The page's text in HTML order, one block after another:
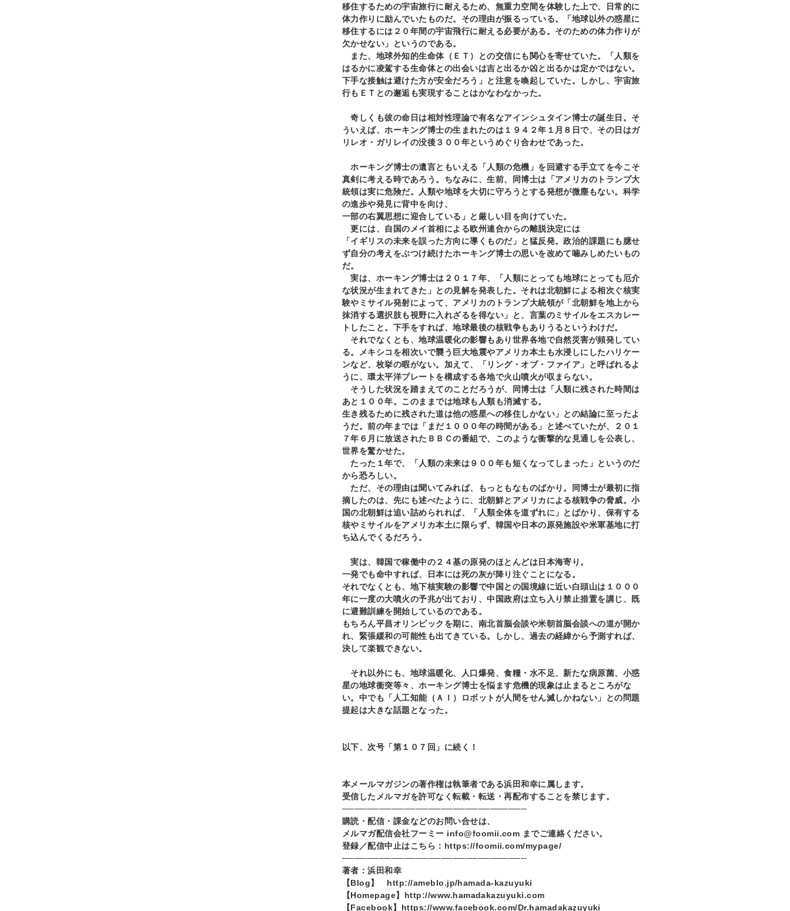
移住するための宇宙旅行に耐えるため、無重力空間を体験した上で、日常的に
体力作りに励んでいたものだ。その理由が振るっている。「地球以外の惑星に
移住するには２０年間の宇宙飛行に耐える必要がある。そのための体力作りが
欠かせない」というのである。
また、地球外知的生命体（ＥＴ）との交信にも関心を寄せていた。「人類を
はるかに凌駕する生命体との出会いは吉と出るか凶と出るかは定かではない。
下手な接触は避けた方が安全だろう」と注意を喚起していた。しかし、宇宙旅
行もＥＴとの邂逅も実現することはかなわなかった。
奇しくも彼の命日は相対性理論で有名なアインシュタイン博士の誕生日。そ
ういえば、ホーキング博士の生まれたのは１９４２年１月８日で、その日はガ
リレオ・ガリレイの没後３００年というめぐり合わせであった。
ホーキング博士の遺言ともいえる「人類の危機」を回避する手立てを今こそ
真剣に考える時であろう。ちなみに、生前、同博士は「アメリカのトランプ大
統領は実に危険だ。人類や地球を大切に守ろうとする発想が微塵もない。科学
の進歩や発見に背中を向け、
一部の右翼思想に迎合している」と厳しい目を向けていた。
更には、自国のメイ首相による欧州連合からの離脱決定には
「イギリスの未来を誤った方向に導くものだ」と猛反発。政治的課題にも臆せ
ず自分の考えをぶつけ続けたホーキング博士の思いを改めて噛みしめたいもの
だ。
実は、ホーキング博士は２０１７年、「人類にとっても地球にとっても厄介
な状況が生まれてきた」との見解を発表した。それは北朝鮮による相次ぐ核実
験やミサイル発射によって、アメリカのトランプ大統領が「北朝鮮を地上から
抹消する選択肢も視野に入れざるを得ない」と、言葉のミサイルをエスカレー
トしたこと。下手をすれば、地球最後の核戦争もありうるというわけだ。
それでなくとも、地球温暖化の影響もあり世界各地で自然災害が頻発してい
る。メキシコを相次いで襲う巨大地震やアメリカ本土も水浸しにしたハリケー
ンなど、枚挙の暇がない。加えて、「リング・オブ・ファイア」と呼ばれるよ
うに、環太平洋プレートを構成する各地で火山噴火が収まらない。
そうした状況を踏まえてのことだろうが、同博士は「人類に残された時間は
あと１００年。このままでは地球も人類も消滅する。
生き残るために残された道は他の惑星への移住しかない」との結論に至ったよ
うだ。前の年までは「まだ１０００年の時間がある」と述べていたが、２０１
７年６月に放送されたＢＢＣの番組で、このような衝撃的な見通しを公表し、
世界を驚かせた。
たった１年で、「人類の未来は９００年も短くなってしまった」というのだ
から恐ろしい。
ただ、その理由は聞いてみれば、もっともなものばかり。同博士が最初に指
摘したのは、先にも述べたように、北朝鮮とアメリカによる核戦争の脅威。小
国の北朝鮮は追い詰められれば、「人類全体を道ずれに」とばかり、保有する
核やミサイルをアメリカ本土に限らず、韓国や日本の原発施設や米軍基地に打
ち込んでくるだろう。
実は、韓国で稼働中の２４基の原発のほとんどは日本海寄り。
一発でも命中すれば、日本には死の灰が降り注ぐことになる。
それでなくとも、地下核実験の影響で中国との国境線に近い白頭山は１０００
年に一度の大噴火の予兆が出ており、中国政府は立ち入り禁止措置を講じ、既
に避難訓練を開始しているのである。
もちろん平昌オリンピックを期に、南北首脳会談や米朝首脳会談への道が開か
れ、緊張緩和の可能性も出てきている。しかし、過去の経緯から予測すれば、
決して楽観できない。
それ以外にも、地球温暖化、人口爆発、食糧・水不足、新たな病原菌、小惑
星の地球衝突等々、ホーキング博士を悩ます危機的現象は止まるところがな
い。中でも「人工知能（ＡＩ）ロボットが人間をせん滅しかねない」との問題
提起は大きな話題となった。
以下、次号「第１０７回」に続く！
本メールマガジンの著作権は執筆者である浜田和幸に属します。
受信したメルマガを許可なく転載・転送・再配布することを禁じます。
──────────────────────────────
購読・配信・課金などのお問い合せは、
メルマガ配信会社フーミー info@foomii.com までご連絡ください。
登録／配信中止はこちら：https://foomii.com/mypage/
──────────────────────────────
著者：浜田和幸
【Blog】 http://ameblo.jp/hamada-kazuyuki
【Homepage】http://www.hamadakazuyuki.com
【Facebook】https://www.facebook.com/Dr.hamadakazuyuki